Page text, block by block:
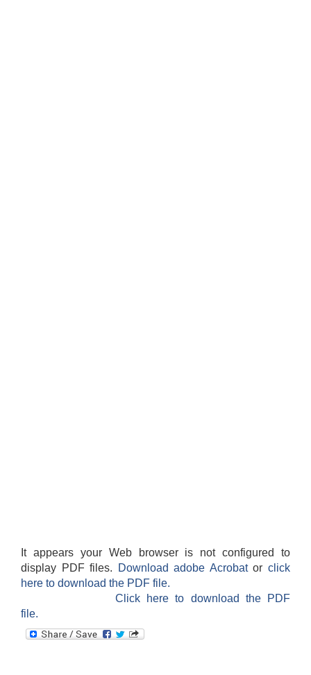
It appears your Web browser is not configured to
display PDF files.
Download adobe Acrobatorclick
here to download the PDF file.
Click here to download the PDF
file.